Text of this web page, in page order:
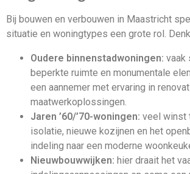
Bij bouwen en verbouwen in Maastricht
situatie en woningtypes een grote rol.
Oudere binnenstadwoningen: vaak
beperkte ruimte en monumentale
een aannemer met ervaring in
maatwerkoplossingen.
Jaren ’60/’70-woningen: veel winst
isolatie, nieuwe kozijnen en het
indeling naar een moderne
Nieuwbouwwijken: hier draait het